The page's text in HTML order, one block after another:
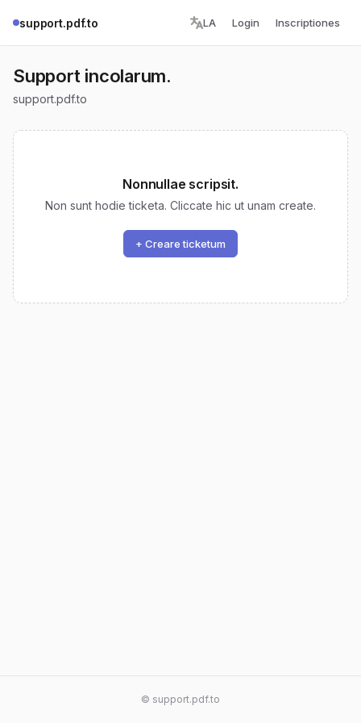
support.pdf.to LA Login Inscriptiones
Support incolarum.
support.pdf.to
Nonnullae scripsit.
Non sunt hodie ticketa. Cliccate hic ut unam create.
+ Creare ticketum
© support.pdf.to